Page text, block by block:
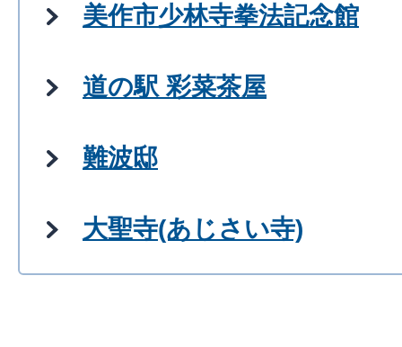
美作市少林寺拳法記念館
道の駅 彩菜茶屋
難波邸
大聖寺(あじさい寺)